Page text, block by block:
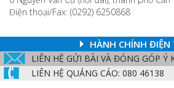
Điện thoại/Fax: (0292) 6250868
HÀNH CHÍNH ĐIỆN
LIÊN HỆ GỬI BÀI VÀ ĐÓNG GÓP Ý
LIÊN HỆ QUẢNG CÁO: 080 46138